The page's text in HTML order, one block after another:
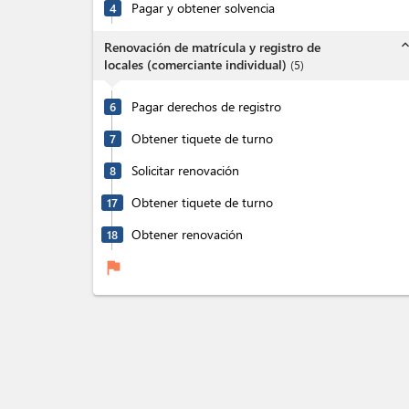
4 Pagar y obtener solvencia
Renovación de matrícula y registro de
locales (comerciante individual) (5)
expand_less
6 Pagar derechos de registro
7 Obtener tiquete de turno
8 Solicitar renovación
17 Obtener tiquete de turno
18 Obtener renovación
flag